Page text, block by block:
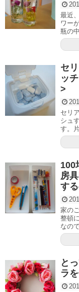
最近
ワー
瓶の
セ
ッ
>
セリ
シュ
す。
100
房
す
家の
整頓
なの
と
ラ